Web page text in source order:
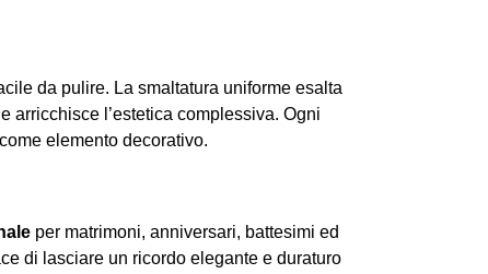
da pulire. La smaltatura uniforme esalta
arricchisce l’estetica complessiva. Ogni
elemento decorativo.
per matrimoni, anniversari, battesimi ed
di lasciare un ricordo elegante e duraturo